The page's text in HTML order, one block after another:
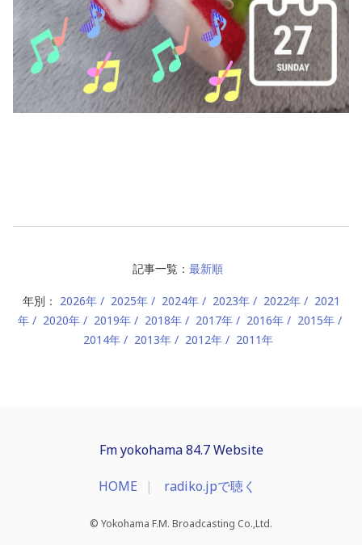
記事一覧： 最新順
年別： 2026年 2025年 2024年 2023年 2022年
2021
年
2020年 2019年 2018年 2017年 2016年
2015年
2014年
2013年 2012年 2011年
Fm yokohama 84.7 Website
HOME radiko.jpで聴く
© Yokohama F.M. Broadcasting Co.,Ltd.